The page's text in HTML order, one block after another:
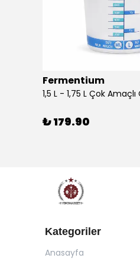
Fermentium
₺ 179.90
Kategoriler
Anasayfa